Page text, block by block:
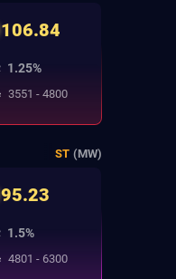
106.84
1.25%
3551 - 4800
ST (MW)
95.23
1.5%
4801 - 6300